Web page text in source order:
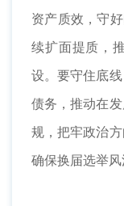
资产质效，守
续扩面提质，
设。要守住底
债务，推动在
规，把牢政治
确保换届选举风